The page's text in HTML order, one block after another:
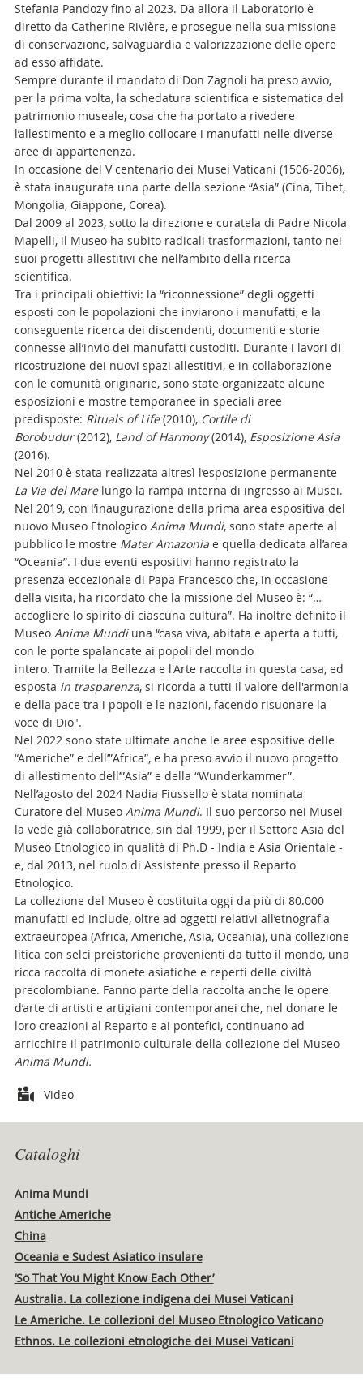
Stefania Pandozy fino al 2023. Da allora il Laboratorio è
diretto da Catherine Rivière, e prosegue nella sua missione
di conservazione, salvaguardia e valorizzazione delle opere
ad esso affidate.
Sempre durante il mandato di Don Zagnoli ha preso avvio,
per la prima volta, la schedatura scientifica e sistematica del
patrimonio museale, cosa che ha portato a rivedere
l’allestimento e a meglio collocare i manufatti nelle diverse
aree di appartenenza.
In occasione del V centenario dei Musei Vaticani (1506-2006),
è stata inaugurata una parte della sezione “Asia” (Cina, Tibet,
Mongolia, Giappone, Corea).
Dal 2009 al 2023, sotto la direzione e curatela di Padre Nicola
Mapelli, il Museo ha subito radicali trasformazioni, tanto nei
suoi progetti allestitivi che nell’ambito della ricerca
scientifica.
Tra i principali obiettivi: la “riconnessione” degli oggetti
esposti con le popolazioni che inviarono i manufatti, e la
conseguente ricerca dei discendenti, documenti e storie
connesse all’invio dei manufatti custoditi. Durante i lavori di
ricostruzione dei nuovi spazi allestitivi, e in collaborazione
con le comunità originarie, sono state organizzate alcune
esposizioni e mostre temporanee in speciali aree
predisposte: Rituals of Life(2010), Cortile di
Borobudur(2012), Land of Harmony(2014), Esposizione Asia
(2016).
Nel 2010 è stata realizzata altresì l’esposizione permanente
La Via del Marelungo la rampa interna di ingresso ai Musei.
Nel 2019, con l’inaugurazione della prima area espositiva del
nuovo Museo Etnologico Anima Mundi, sono state aperte al
pubblico le mostre Mater Amazoniae quella dedicata all’area
“Oceania”. I due eventi espositivi hanno registrato la
presenza eccezionale di Papa Francesco che, in occasione
della visita, ha ricordato che la missione del Museo è: “…
accogliere lo spirito di ciascuna cultura”. Ha inoltre definito il
Museo Anima Mundiuna “casa viva, abitata e aperta a tutti,
con le porte spalancate ai popoli del mondo
intero. Tramite la Bellezza e l'Arte raccolta in questa casa, ed
esposta in trasparenza, si ricorda a tutti il valore dell'armonia
e della pace tra i popoli e le nazioni, facendo risuonare la
voce di Dio".
Nel 2022 sono state ultimate anche le aree espositive delle
“Americhe” e dell’”Africa”, e ha preso avvio il nuovo progetto
di allestimento dell’”Asia” e della “Wunderkammer”.
Nell’agosto del 2024 Nadia Fiussello è stata nominata
Curatore del Museo Anima Mundi. Il suo percorso nei Musei
la vede già collaboratrice, sin dal 1999, per il Settore Asia del
Museo Etnologico in qualità di Ph.D - India e Asia Orientale -
e, dal 2013, nel ruolo di Assistente presso il Reparto
Etnologico.
La collezione del Museo è costituita oggi da più di 80.000
manufatti ed include, oltre ad oggetti relativi all’etnografia
extraeuropea (Africa, Americhe, Asia, Oceania), una collezione
litica con selci preistoriche provenienti da tutto il mondo, una
ricca raccolta di monete asiatiche e reperti delle civiltà
precolombiane. Fanno parte della raccolta anche le opere
d’arte di artisti e artigiani contemporanei che, nel donare le
loro creazioni al Reparto e ai pontefici, continuano ad
arricchire il patrimonio culturale della collezione del Museo
Anima Mundi.
Attachments
Video
Cataloghi
Anima Mundi
Antiche Americhe
China
Oceania e Sudest Asiatico insulare
‘So That You Might Know Each Other’
Australia. La collezione indigena dei Musei Vaticani
Le Americhe. Le collezioni del Museo Etnologico Vaticano
Ethnos. Le collezioni etnologiche dei Musei Vaticani